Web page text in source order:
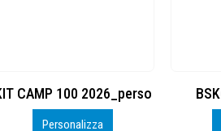
BSK600 – 5139960
Personalizza